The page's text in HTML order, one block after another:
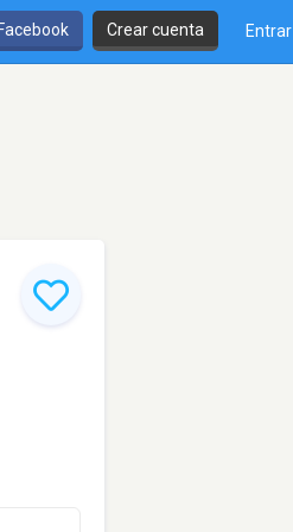
Crear cuenta Entrar